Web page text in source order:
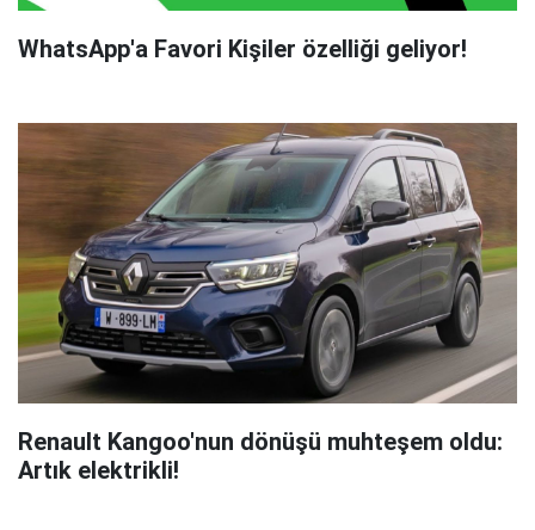
WhatsApp'a Favori Kişiler özelliği geliyor!
Renault Kangoo'nun dönüşü muhteşem oldu:
Artık elektrikli!